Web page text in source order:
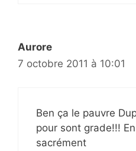
Aurore
7 octobre 2011 à 10:01
Ben ça le pauvre
pour sont grade!!!
sacrément